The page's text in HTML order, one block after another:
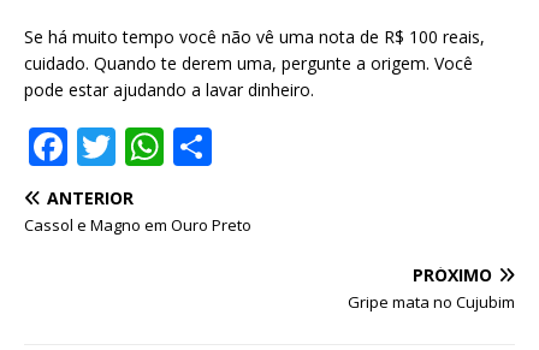
Se há muito tempo você não vê uma nota de R$ 100 reais,
cuidado. Quando te derem uma, pergunte a origem. Você
pode estar ajudando a lavar dinheiro.
F
a
c
T
w
it
W
at ar
ANTERIOR
Cassol e Magno em Ouro Preto
PRÓXIMO
Gripe mata no Cujubim